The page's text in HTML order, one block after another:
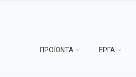
ΠΡΟΪΟΝΤΑ ΕΡΓΑ